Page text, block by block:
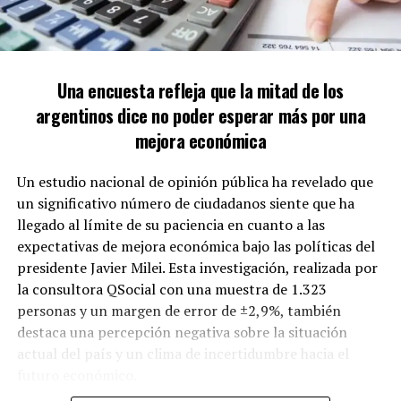
que el endeudamiento de las familias es “un asunto
privado” y que el Gobierno tiene recursos limitados para
“Cada uno debe hacerse responsable de sus decisiones,
porque, si yo te ayudo a ti tras haber tomado un mal
crédito, no sé si lo hiciste porque no llegabas a fin de
dólar iba a alcanzar los 3.000”, expresó Caputo.
El ministro también criticó a las entidades financieras,
mencionando que el Gobierno les había advertido que
prestar a tasas cercanas al 10% mensual, mientras los
salarios solo crecían en un 2%, podría generar
incumplimientos por parte de los clientes.
A pesar del deterioro de los indicadores, Caputo
que algunos bancos han comenzado a ofrecer
Una encuesta refleja que la mitad de los
argentinos dice no poder esperar más por una
mejora económica
Un estudio nacional de opinión pública ha revelado que
un significativo número de ciudadanos siente que ha
llegado al límite de su paciencia en cuanto a las
expectativas de mejora económica bajo las políticas del
presidente Javier Milei. Esta investigación, realizada por
la consultora QSocial con una muestra de 1.323
personas y un margen de error de ±2,9%, también
destaca una percepción negativa sobre la situación
actual del país y un clima de incertidumbre hacia el